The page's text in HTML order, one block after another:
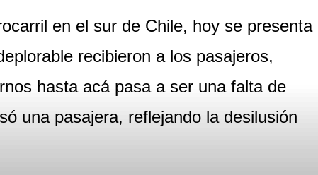
en el sur de Chile, hoy se presenta
recibieron a los pasajeros,
hasta acá pasa a ser una falta de
una pasajera, reflejando la desilusión